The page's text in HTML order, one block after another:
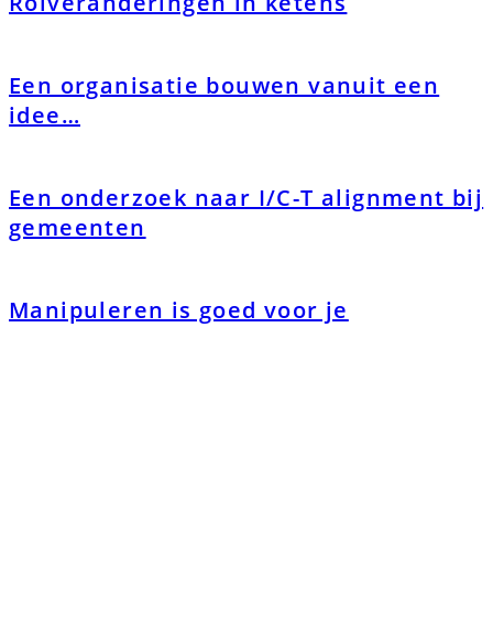
Een organisatie bouwen vanuit een
idee…
Een onderzoek naar I/C-T alignment bij
gemeenten
Manipuleren is goed voor je